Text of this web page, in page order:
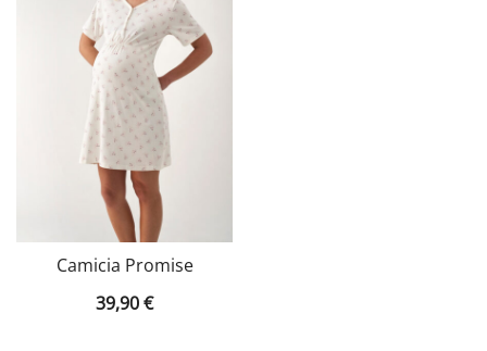
Camicia Promise
39,90€